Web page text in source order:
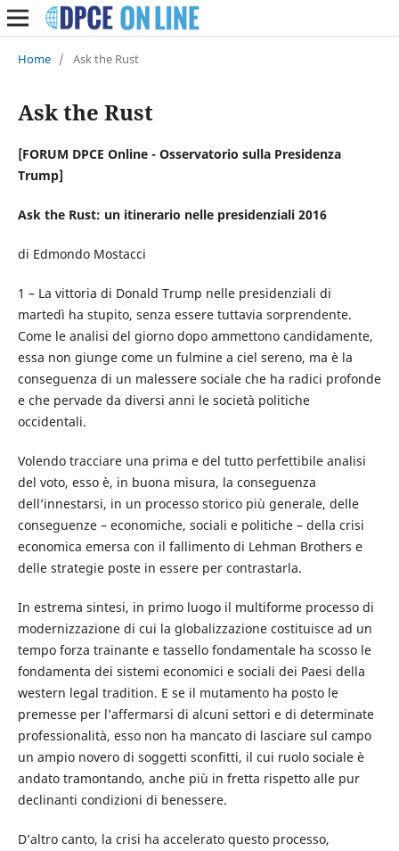
Home / Ask the Rust
Ask the Rust
[FORUM DPCE Online - Osservatorio sulla Presidenza
Trump]
Ask the Rust: un itinerario nelle presidenziali 2016
di Edmondo Mostacci
1 – La vittoria di Donald Trump nelle presidenziali di
martedì ha stupito, senza essere tuttavia sorprendente.
Come le analisi del giorno dopo ammettono candidamente,
essa non giunge come un fulmine a ciel sereno, ma è la
conseguenza di un malessere sociale che ha radici profonde
e che pervade da diversi anni le società politiche
occidentali.
Volendo tracciare una prima e del tutto perfettibile analisi
del voto, esso è, in buona misura, la conseguenza
dell’innestarsi, in un processo storico più generale, delle
conseguenze – economiche, sociali e politiche – della crisi
economica emersa con il fallimento di Lehman Brothers e
delle strategie poste in essere per contrastarla.
In estrema sintesi, in primo luogo il multiforme processo di
modernizzazione di cui la globalizzazione costituisce ad un
tempo forza trainante e tassello fondamentale ha scosso le
fondamenta dei sistemi economici e sociali dei Paesi della
western legal tradition. E se il mutamento ha posto le
premesse per l’affermarsi di alcuni settori e di determinate
professionalità, esso non ha mancato di lasciare sul campo
un ampio novero di soggetti sconfitti, il cui ruolo sociale è
andato tramontando, anche più in fretta rispetto alle pur
declinanti condizioni di benessere.
D’altro canto, la crisi ha accelerato questo processo,